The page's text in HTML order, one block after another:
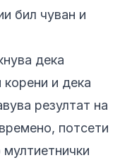
бил чуван и
дека
корени и дека
резултат на
потсети